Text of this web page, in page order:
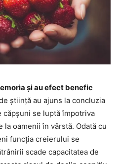
și au efect benefic
știință au ajuns la concluzia
se luptă împotriva
oamenii în vârstă. Odată cu
funcția creierului se
scade capacitatea de